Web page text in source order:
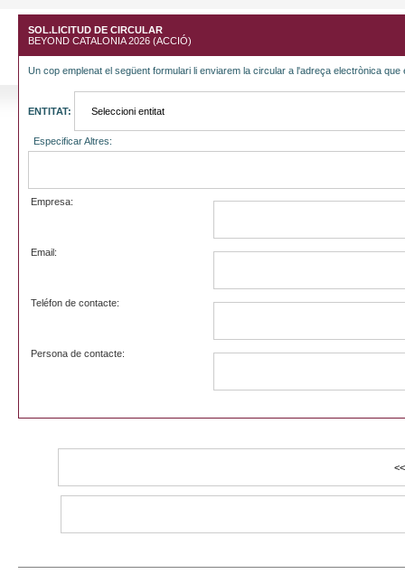
SOL.LICITUD DE CIRCULAR
BEYOND CATALONIA 2026 (ACCIÓ)
Un cop emplenat el següent formulari li enviarem la circular a l'adreça electrònica que
ENTITAT:
Especificar Altres:
Empresa:
Email:
Teléfon de contacte:
Persona de contacte: